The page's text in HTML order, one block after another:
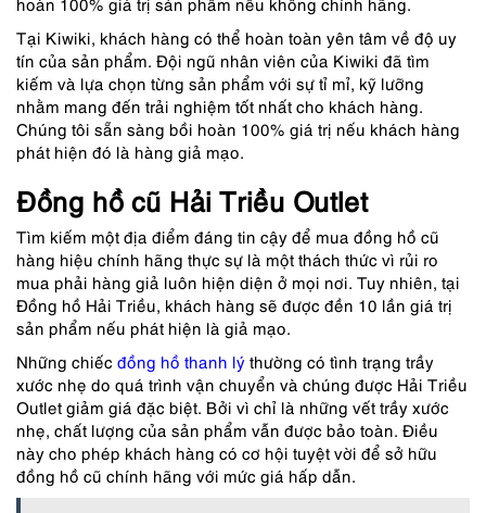
Tại Kiwiki, khách hàng có thể hoàn toàn yên tâm về độ uy
tín của sản phẩm. Đội ngũ nhân viên của Kiwiki đã tìm
kiếm và lựa chọn từng sản phẩm với sự tỉ mỉ, kỹ lưỡng
nhằm mang đến trải nghiệm tốt nhất cho khách hàng.
Chúng tôi sẵn sàng bồi hoàn 100% giá trị nếu khách hàng
phát hiện đó là hàng giả mạo.
Đồng hồ cũ Hải Triều Outlet
Tìm kiếm một địa điểm đáng tin cậy để mua đồng hồ cũ
hàng hiệu chính hãng thực sự là một thách thức vì rủi ro
mua phải hàng giả luôn hiện diện ở mọi nơi. Tuy nhiên, tại
Đồng hồ Hải Triều, khách hàng sẽ được đền 10 lần giá trị
sản phẩm nếu phát hiện là giả mạo.
Những chiếc đồng hồ thanh lý thường có tình trạng trầy
xước nhẹ do quá trình vận chuyển và chúng được Hải Triều
Outlet giảm giá đặc biệt. Bởi vì chỉ là những vết trầy xước
nhẹ, chất lượng của sản phẩm vẫn được bảo toàn. Điều
này cho phép khách hàng có cơ hội tuyệt vời để sở hữu
đồng hồ cũ chính hãng với mức giá hấp dẫn.